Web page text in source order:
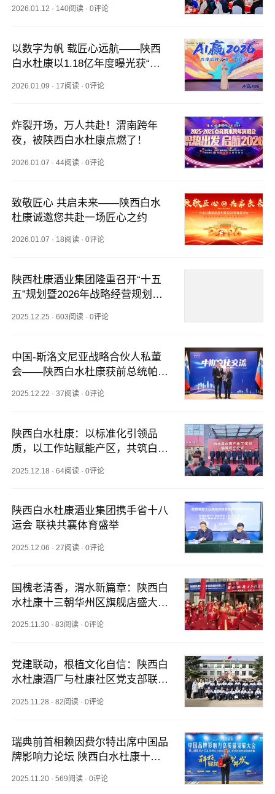
2026.01.12 · 140阅读 ·0评论
以数字为帆 载匠心远航——陕西
白水杜康以1.18亿年度曝光获“年
2026.01.09 · 17阅读 ·0评论
炸裂开场，万人共赴！渭南跨年
夜，被陕西白水杜康点燃了！
2026.01.07 ·44阅读 ·0评论
致敬匠心 共启未来——陕西白水
杜康诚邀您共赴一场匠心之约
2026.01.07 · 18阅读 ·0评论
陕西杜康酒业集团隆重召开“十五
五”规划暨2026年战略经营规划会
2025.12.25 ·603阅读 ·0评论
中国-斯洛文尼亚战略合伙人私董
会——陕西白水杜康获前总统帕霍
2025.12.22 ·37阅读 ·0评论
陕西白水杜康：以标准化引领品
质，以工作站赋能产区，共筑白水
2025.12.18 ·64阅读 ·0评论
陕西白水杜康酒业集团携手省十八
运会 联袂共襄体育盛举
2025.12.06 ·27阅读 ·0评论
国槐老清香，渭水新篇章：陕西白
水杜康十三朝华州区旗舰店盛大启
2025.11.30 ·83阅读 ·0评论
党建联动，根植文化自信：陕西白
水杜康酒厂与杜康社区党支部联合
2025.11.28 ·82阅读 ·0评论
瑞典前首相赖因费尔特出席中国品
牌影响力论坛 陕西白水杜康十三
2025.11.20 ·569阅读 ·0评论